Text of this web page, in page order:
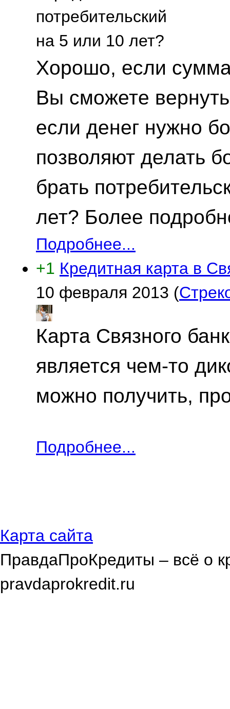
Хорошо, если
Вы сможете
если денег нужно
позволяют делать
брать
лет? Более
Подробнее...
+1 Кредитная карта в
10 февраля 2013 (
Карта Связного
является чем-то
можно получить,
Подробнее...
Карта сайта
ПравдаПроКредиты – всё о
pravdaprokredit.ru